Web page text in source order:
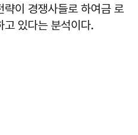
이 경쟁사들로 하여금 로
고 있다는 분석이다.